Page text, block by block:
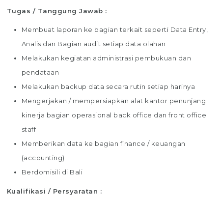
Tugas / Tanggung Jawab :
Membuat laporan ke bagian terkait seperti Data Entry,
Analis dan Bagian audit setiap data olahan
Melakukan kegiatan administrasi pembukuan dan
pendataan
Melakukan backup data secara rutin setiap harinya
Mengerjakan / mempersiapkan alat kantor penunjang
kinerja bagian operasional back office dan front office
staff
Memberikan data ke bagian finance / keuangan
(accounting)
Berdomisili di Bali
Kualifikasi / Persyaratan :